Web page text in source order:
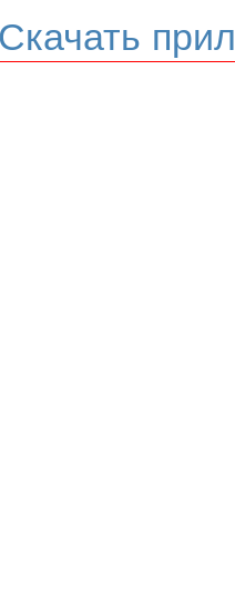
Скачать